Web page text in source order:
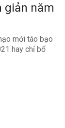
giản năm
mới táo bạo
hay chỉ bổ